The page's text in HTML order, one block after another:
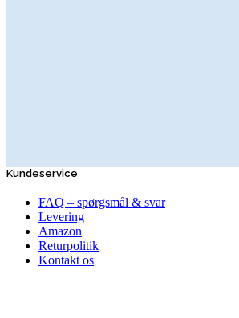
Kundeservice
FAQ – spørgsmål & svar
Levering
Amazon
Returpolitik
Kontakt os